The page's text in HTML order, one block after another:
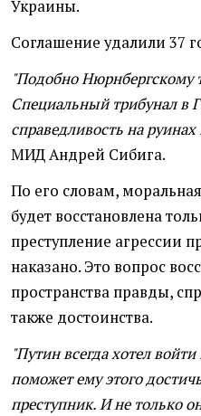
Украины.
Соглашение удалили 37
"Подобно Нюрнбергскому
Специальный трибунал в
справедливость на
МИД Андрей Сибига.
По его словам,
будет восстановлена
преступление агрессии
наказано. Это вопрос
пространства правды,
также достоинства.
"Путин всегда хотел
поможет ему этого
преступник. И не только